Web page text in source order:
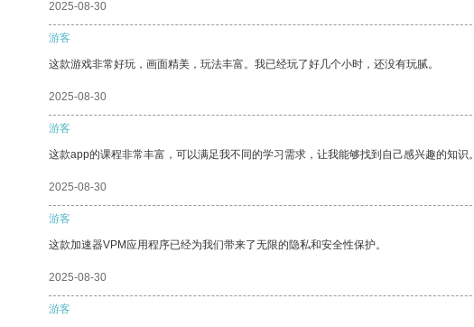
2025-08-30
游客
这款游戏非常好玩，画面精美，玩法丰富。我已经玩了好几个小时，还没有玩腻。
2025-08-30
游客
这款app的课程非常丰富，可以满足我不同的学习需求，让我能够找到自己感兴趣的知识。
2025-08-30
游客
这款加速器VPM应用程序已经为我们带来了无限的隐私和安全性保护。
2025-08-30
游客